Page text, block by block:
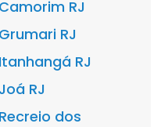
RJ
RJ
RJ
RJ
dos